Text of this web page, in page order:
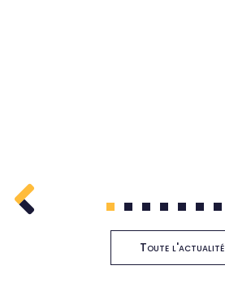
1 2 3 4 5 6 7
Toute l'actualité